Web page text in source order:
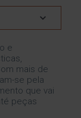
e
mais de
se pela
que vai
peças